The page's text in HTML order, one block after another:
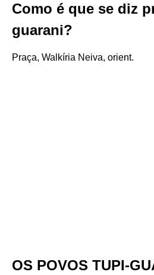
Como é que se diz
guarani?
Praça, Walkíria Neiva, orient.
OS POVOS TUPI-